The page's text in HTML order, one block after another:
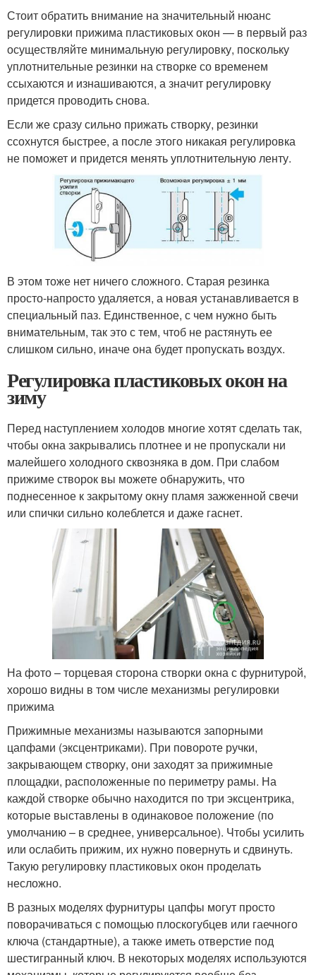
Стоит обратить внимание на значительный нюанс
регулировки прижима пластиковых окон — в первый раз
осуществляйте минимальную регулировку, поскольку
уплотнительные резинки на створке со временем
ссыхаются и изнашиваются, а значит регулировку
придется проводить снова.
Если же сразу сильно прижать створку, резинки
ссохнутся быстрее, а после этого никакая регулировка
не поможет и придется менять уплотнительную ленту.
В этом тоже нет ничего сложного. Старая резинка
просто-напросто удаляется, а новая устанавливается в
специальный паз. Единственное, с чем нужно быть
внимательным, так это с тем, чтоб не растянуть ее
слишком сильно, иначе она будет пропускать воздух.
Регулировка пластиковых окон на
зиму
Перед наступлением холодов многие хотят сделать так,
чтобы окна закрывались плотнее и не пропускали ни
малейшего холодного сквозняка в дом. При слабом
прижиме створок вы можете обнаружить, что
поднесенное к закрытому окну пламя зажженной свечи
или спички сильно колеблется и даже гаснет.
На фото – торцевая сторона створки окна с фурнитурой,
хорошо видны в том числе механизмы регулировки
прижима
Прижимные механизмы называются запорными
цапфами (эксцентриками). При повороте ручки,
закрывающем створку, они заходят за прижимные
площадки, расположенные по периметру рамы. На
каждой створке обычно находится по три эксцентрика,
которые выставлены в одинаковое положение (по
умолчанию – в среднее, универсальное). Чтобы усилить
или ослабить прижим, их нужно повернуть и сдвинуть.
Такую регулировку пластиковых окон проделать
несложно.
В разных моделях фурнитуры цапфы могут просто
поворачиваться с помощью плоскогубцев или гаечного
ключа (стандартные), а также иметь отверстие под
шестигранный ключ. В некоторых моделях используются